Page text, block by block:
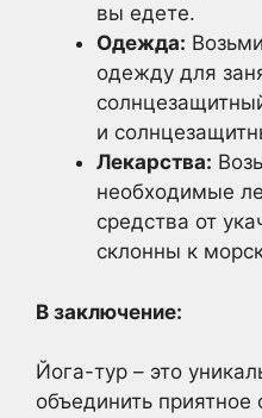
вы едете.
Одежда:
одежду для
и
Лекарства:
необходимые
средства от
склонны к
В заключение:
Йога-тур – это
объединить приятное